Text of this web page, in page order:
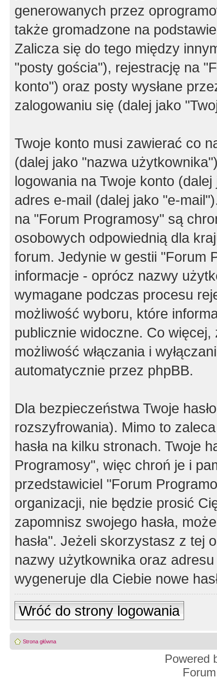
generowanych przez
także gromadzone na
Zalicza się do tego między
"posty gościa"), rejestrację na
konto") oraz posty wysłane
zalogowaniu się (dalej jako
Twoje konto musi zawierać co
(dalej jako "nazwa
logowania na Twoje konto
adres e-mail (dalej jako "e-
na "Forum Programosy" są
osobowych odpowiednią dla
forum. Jedynie w gestii "Forum
informacje - oprócz nazwy
wymagane podczas procesu
możliwość wyboru, które
publicznie widoczne. Co
możliwość włączania i
automatycznie przez phpBB.
Dla bezpieczeństwa Twoje
rozszyfrowania). Mimo to
hasła na kilku stronach. Twoje
Programosy", więc chroń je i
przedstawiciel "Forum
organizacji, nie będzie prosić
zapomnisz swojego hasła,
hasła". Jeżeli skorzystasz z tej
nazwy użytkownika oraz
wygeneruje dla Ciebie nowe
Wróć do strony logowania
Strona główna
Powered